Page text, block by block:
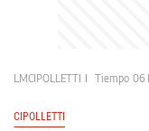
LMCIPOLLETTI Tiempo 06
CIPOLLETTI